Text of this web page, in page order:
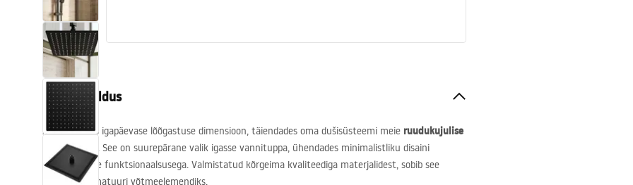
Köök
Tootekirjeldus
Avastage uus igapäevase lõõgastuse dimensioon, täiendades oma dušisüsteemi meie ruudukujulise
vihmadušiga
. See on suurepärane valik igasse vannituppa, ühendades minimalistliku disaini
usaldusväärse funktsionaalsusega. Valmistatud kõrgeima kvaliteediga materjalidest, sobib see
ideaalselt armatuuri võtmeelemendiks.